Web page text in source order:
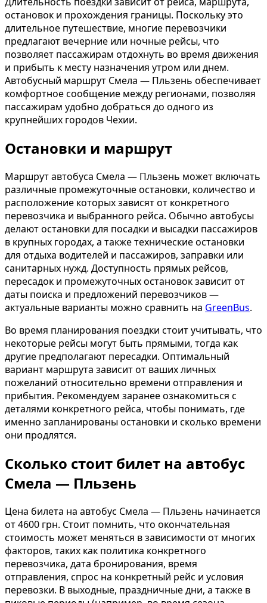
остановок и прохождения границы. Поскольку это
длительное путешествие, многие перевозчики
предлагают вечерние или ночные рейсы, что
позволяет пассажирам отдохнуть во время движения
и прибыть к месту назначения утром или днем.
Автобусный маршрут Смела — Пльзень обеспечивает
комфортное сообщение между регионами, позволяя
пассажирам удобно добраться до одного из
крупнейших городов Чехии.
Остановки и маршрут
Маршрут автобуса Смела — Пльзень может включать
различные промежуточные остановки, количество и
расположение которых зависят от конкретного
перевозчика и выбранного рейса. Обычно автобусы
делают остановки для посадки и высадки пассажиров
в крупных городах, а также технические остановки
для отдыха водителей и пассажиров, заправки или
санитарных нужд. Доступность прямых рейсов,
пересадок и промежуточных остановок зависит от
даты поиска и предложений перевозчиков —
актуальные варианты можно сравнить на GreenBus.
Во время планирования поездки стоит учитывать, что
некоторые рейсы могут быть прямыми, тогда как
другие предполагают пересадки. Оптимальный
вариант маршрута зависит от ваших личных
пожеланий относительно времени отправления и
прибытия. Рекомендуем заранее ознакомиться с
деталями конкретного рейса, чтобы понимать, где
именно запланированы остановки и сколько времени
они продлятся.
Сколько стоит билет на автобус
Смела — Пльзень
Цена билета на автобус Смела — Пльзень начинается
от 4600 грн. Стоит помнить, что окончательная
стоимость может меняться в зависимости от многих
факторов, таких как политика конкретного
перевозчика, дата бронирования, время
отправления, спрос на конкретный рейс и условия
перевозки. В выходные, праздничные дни, а также в